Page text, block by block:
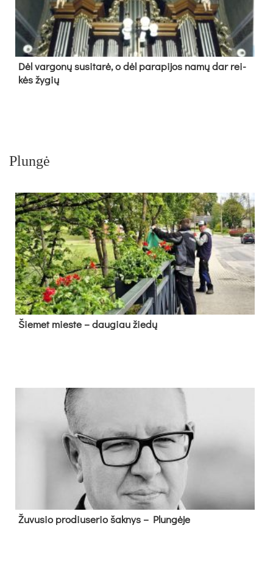
Dėl var­go­nų su­si­ta­rė, o dėl pa­ra­pi­jos na­mų dar rei­
kės žy­gių
Plungė
Šie­met mies­te – dau­giau žie­dų
Žu­vu­sio pro­diu­se­rio šak­nys – Plun­gė­je